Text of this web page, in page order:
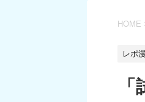
HOME
レポ